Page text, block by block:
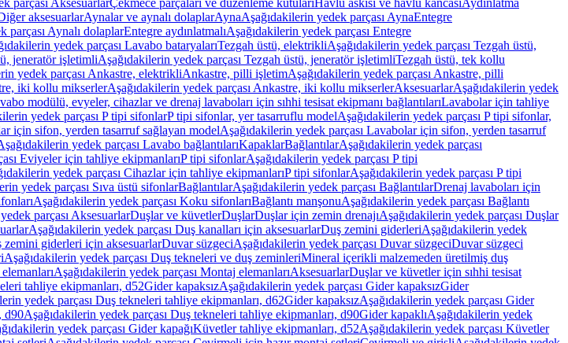
parçası AksesuarlarÇekmece parçaları ve düzenleme kutularıHavlu askısı ve havlu kancasıAydınlatma
aksesuarlarAynalar ve aynalı dolaplarAynaAşağıdakilerin yedek parçası AynaEntegre
parçası Aynalı dolaplarEntegre aydınlatmalıAşağıdakilerin yedek parçası Entegre
yedek parçası Lavabo bataryalarıTezgah üstü, elektrikliAşağıdakilerin yedek parçası Tezgah üstü,
jeneratör işletimliAşağıdakilerin yedek parçası Tezgah üstü, jeneratör işletimliTezgah üstü, tek kollu
yedek parçası Ankastre, elektrikliAnkastre, pilli işletimAşağıdakilerin yedek parçası Ankastre, pilli
iki kollu mikserlerAşağıdakilerin yedek parçası Ankastre, iki kollu mikserlerAksesuarlarAşağıdakilerin yedek
modülü, evyeler, cihazlar ve drenaj lavaboları için sıhhi tesisat ekipmanı bağlantılarıLavabolar için tahliye
yedek parçası P tipi sifonlarP tipi sifonlar, yer tasarruflu modelAşağıdakilerin yedek parçası P tipi sifonlar,
için sifon, yerden tasarruf sağlayan modelAşağıdakilerin yedek parçası Lavabolar için sifon, yerden tasarruf
yedek parçası Lavabo bağlantılarıKapaklarBağlantılarAşağıdakilerin yedek parçası
Eviyeler için tahliye ekipmanlarıP tipi sifonlarAşağıdakilerin yedek parçası P tipi
yedek parçası Cihazlar için tahliye ekipmanlarıP tipi sifonlarAşağıdakilerin yedek parçası P tipi
yedek parçası Sıva üstü sifonlarBağlantılarAşağıdakilerin yedek parçası BağlantılarDrenaj lavaboları için
Aşağıdakilerin yedek parçası Koku sifonlarıBağlantı manşonuAşağıdakilerin yedek parçası Bağlantı
parçası AksesuarlarDuşlar ve küvetlerDuşlarDuşlar için zemin drenajıAşağıdakilerin yedek parçası Duşlar
Aşağıdakilerin yedek parçası Duş kanalları için aksesuarlarDuş zemini giderleriAşağıdakilerin yedek
zemini giderleri için aksesuarlarDuvar süzgeciAşağıdakilerin yedek parçası Duvar süzgeciDuvar süzgeci
Aşağıdakilerin yedek parçası Duş tekneleri ve duş zeminleriMineral içerikli malzemeden üretilmiş duş
Aşağıdakilerin yedek parçası Montaj elemanlarıAksesuarlarDuşlar ve küvetler için sıhhi tesisat
tahliye ekipmanları, d52Gider kapaksızAşağıdakilerin yedek parçası Gider kapaksızGider
yedek parçası Duş tekneleri tahliye ekipmanları, d62Gider kapaksızAşağıdakilerin yedek parçası Gider
d90Aşağıdakilerin yedek parçası Duş tekneleri tahliye ekipmanları, d90Gider kapaklıAşağıdakilerin yedek
yedek parçası Gider kapağıKüvetler tahliye ekipmanları, d52Aşağıdakilerin yedek parçası Küvetler